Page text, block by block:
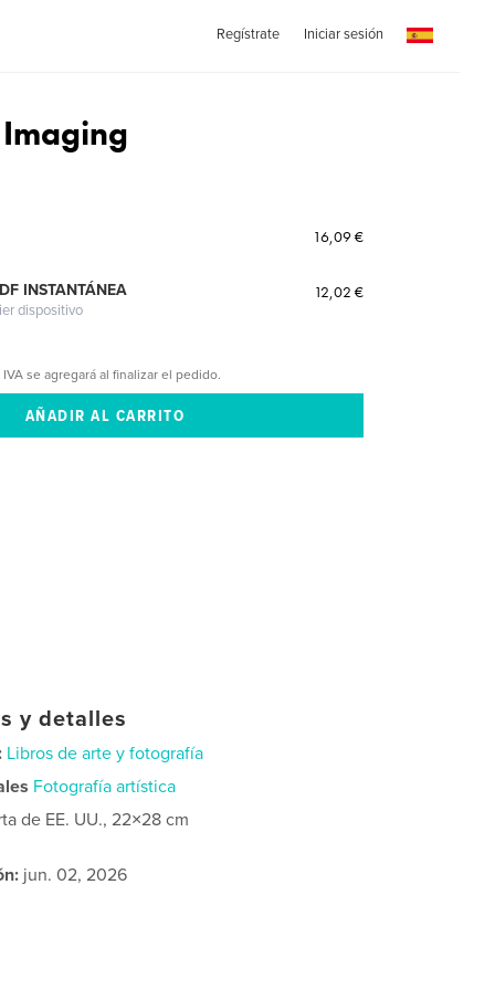
Regístrate Iniciar sesión
16,09 €
INSTANTÁNEA
dispositivo
12,02 €
IVA se agregará al finalizar el pedido.
y detalles
Libros de arte y fotografía
Fotografía artística
de EE. UU., 22×28 cm
jun. 02, 2026